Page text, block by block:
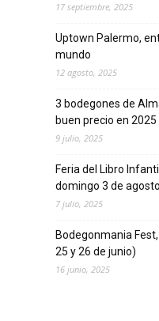
17 septiembre, 2025
Uptown Palermo,
mundo
12 agosto, 2025
3 bodegones de
buen precio en 2025
9 julio, 2025
Feria del Libro
domingo 3 de
7 julio, 2025
Bodegonmania
25 y 26 de junio)
16 junio, 2025